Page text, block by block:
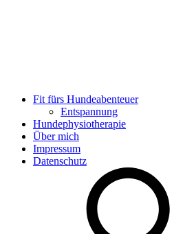
Fit fürs Hundeabenteuer
Entspannung
Hundephysiotherapie
Über mich
Impressum
Datenschutz